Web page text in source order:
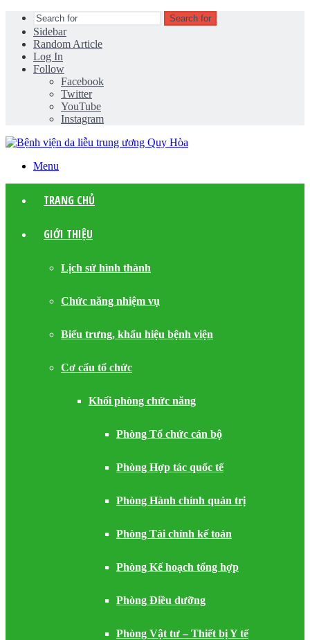
Search for
Sidebar
Random Article
Log In
Follow
Facebook
Twitter
YouTube
Instagram
Menu
TRANG CHỦ
GIỚI THIỆU
Lịch sử hình thành
Chức năng nhiệm vụ
Biểu trưng, khẩu hiệu bệnh viện
Cơ cấu tổ chức
Khối phòng chức năng
Phòng Tổ chức cán bộ
Phòng Hợp tác quốc tế
Phòng Hành chính quản trị
Phòng Tài chính kế toán
Phòng Kế hoạch tổng hợp
Phòng Điều dưỡng
Phòng Vật tư – Thiết bị Y tế